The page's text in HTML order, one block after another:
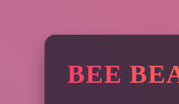
BEE